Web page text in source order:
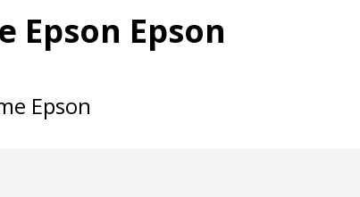
Epson Epson
Epson